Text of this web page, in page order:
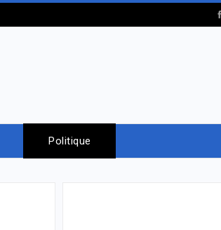
Politique